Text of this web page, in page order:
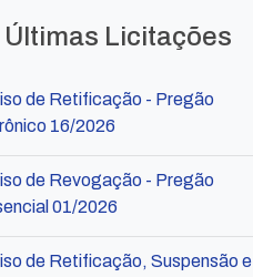
Últimas Licitações
de Retificação - Pregão
16/2026
de Revogação - Pregão
01/2026
de Retificação, Suspensão e